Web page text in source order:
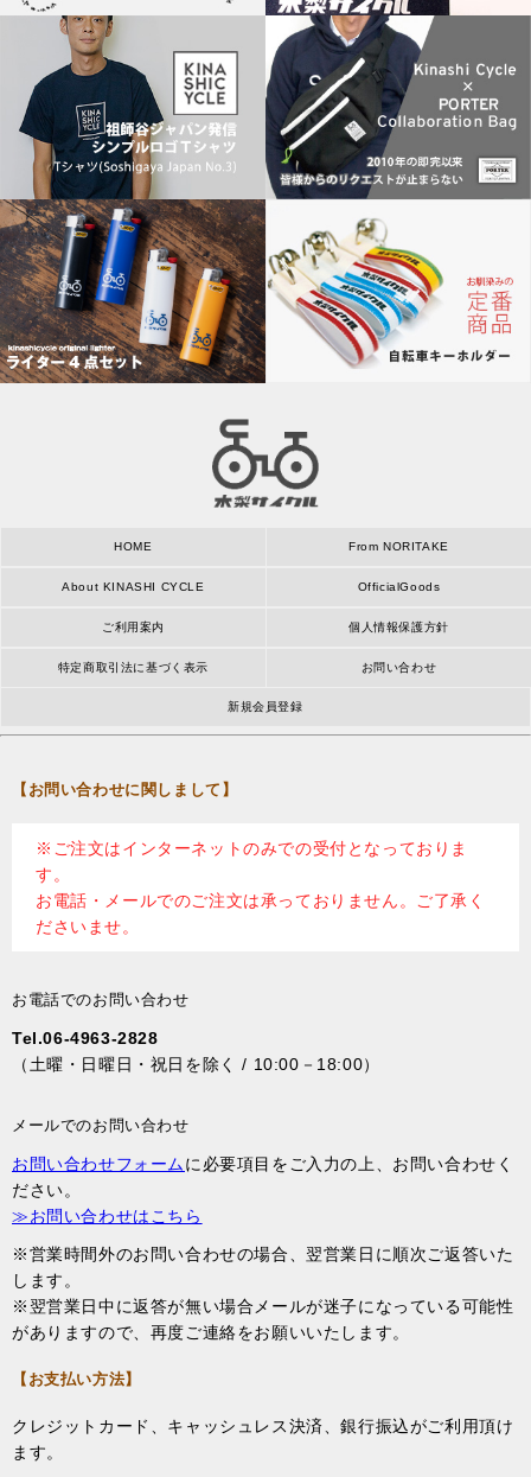
HOME From NORITAKE
About KINASHI CYCLE OfficialGoods
ご利用案内 個人情報保護方針
特定商取引法に基づく表示 お問い合わせ
新規会員登録
【お問い合わせに関しまして】
※ご注文はインターネットのみでの受付となっておりま
す。
お電話・メールでのご注文は承っておりません。ご了承く
ださいませ。
お電話でのお問い合わせ
Tel.06-4963-2828
（土曜・日曜日・祝日を除く / 10:00－18:00）
メールでのお問い合わせ
お問い合わせフォームに必要項目をご入力の上、お問い合わせく
ださい。
≫お問い合わせはこちら
※営業時間外のお問い合わせの場合、翌営業日に順次ご返答いた
します。
※翌営業日中に返答が無い場合メールが迷子になっている可能性
がありますので、再度ご連絡をお願いいたします。
【お支払い方法】
クレジットカード、キャッシュレス決済、銀行振込がご利用頂け
ます。